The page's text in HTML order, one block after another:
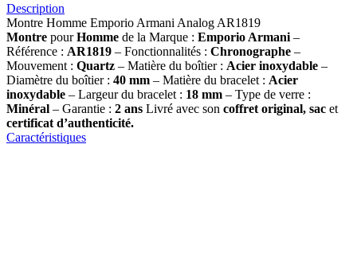
Description
Montre Homme Emporio Armani Analog AR1819
Montre pourHomme de la Marque : Emporio Armani –
Référence : AR1819 – Fonctionnalités : Chronographe –
Mouvement : Quartz – Matière du boîtier : Acier inoxydable –
Diamètre du boîtier : 40 mm – Matière du bracelet : Acier
inoxydable – Largeur du bracelet : 18 mm – Type de verre :
Minéral – Garantie : 2 ans Livré avec son coffret original, sac et
certificat d’authenticité.
Caractéristiques